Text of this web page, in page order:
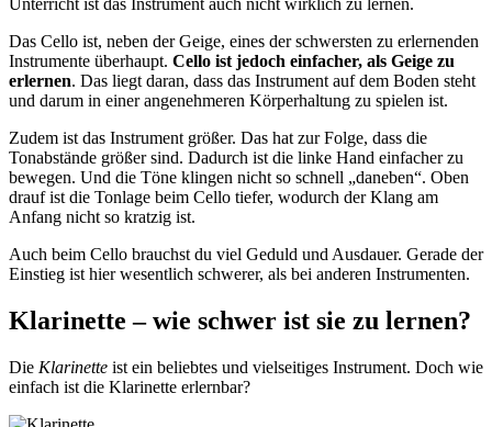
Das Cello ist, neben der Geige, eines der schwersten zu erlernenden
Instrumente überhaupt. Cello ist jedoch einfacher, als Geige zu
erlernen. Das liegt daran, dass das Instrument auf dem Boden steht
und darum in einer angenehmeren Körperhaltung zu spielen ist.
Zudem ist das Instrument größer. Das hat zur Folge, dass die
Tonabstände größer sind. Dadurch ist die linke Hand einfacher zu
bewegen. Und die Töne klingen nicht so schnell „daneben“. Oben
drauf ist die Tonlage beim Cello tiefer, wodurch der Klang am
Anfang nicht so kratzig ist.
Auch beim Cello brauchst du viel Geduld und Ausdauer. Gerade der
Einstieg ist hier wesentlich schwerer, als bei anderen Instrumenten.
Klarinette – wie schwer ist sie zu lernen?
Die Klarinette ist ein beliebtes und vielseitiges Instrument. Doch wie
einfach ist die Klarinette erlernbar?